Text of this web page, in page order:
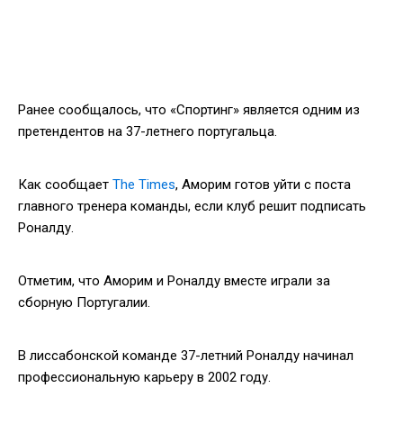
Ранее сообщалось, что «Спортинг» является одним из
претендентов на 37-летнего португальца.
Как сообщает The Times, Аморим готов уйти с поста
главного тренера команды, если клуб решит подписать
Роналду.
Отметим, что Аморим и Роналду вместе играли за
сборную Португалии.
В лиссабонской команде 37-летний Роналду начинал
профессиональную карьеру в 2002 году.